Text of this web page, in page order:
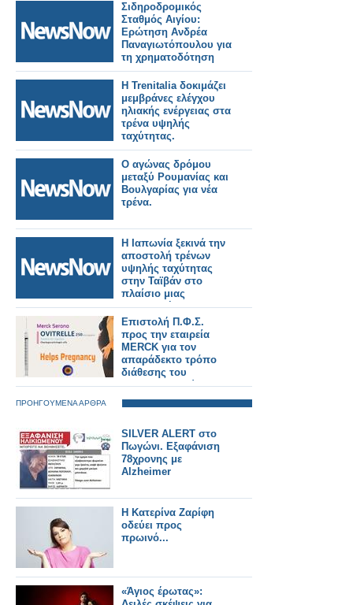
Σιδηροδρομικός
Σταθμός Αιγίου:
Ερώτηση Ανδρέα
Παναγιωτόπουλου για
τη χρηματοδότηση
των
απαλλοτριώσεων.
Η Trenitalia δοκιμάζει
μεμβράνες ελέγχου
ηλιακής ενέργειας στα
τρένα υψηλής
ταχύτητας.
Ο αγώνας δρόμου
μεταξύ Ρουμανίας και
Βουλγαρίας για νέα
τρένα.
Η Ιαπωνία ξεκινά την
αποστολή τρένων
υψηλής ταχύτητας
στην Ταϊβάν στο
πλαίσιο μιας
σημαντικής
σιδηροδρομικής
παραγγελίας.
Επιστολή Π.Φ.Σ.
προς την εταιρεία
MERCK για τον
απαράδεκτο τρόπο
διάθεσης του
φαρμακευτικού
σκευάσματος Ovitrelle
στα ιδιωτικά
ΠΡΟΗΓΟΥΜΕΝΑ ΑΡΘΡΑ
SILVER ALERT στο
Πωγώνι. Εξαφάνιση
78χρονης με
Alzheimer
Η Κατερίνα Ζαρίφη
οδεύει προς
πρωινό...
«Άγιος έρωτας»: